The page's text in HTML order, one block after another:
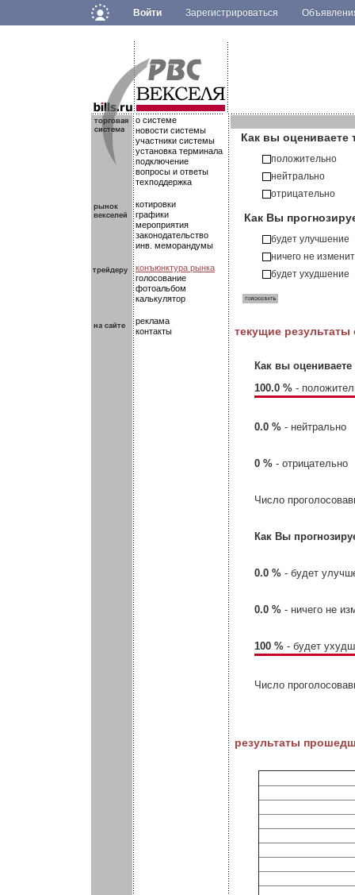
Войти Зарегистрироваться
.
.о системе
новости системы
участники системы
установка терминала
подключение
вопросы и ответы
техподдержка
котировки
графики
мероприятия
законодательство
инв. меморандумы
конъюнктура рынка
голосование
фотоальбом
калькулятор
реклама
контакты
.
Как вы оцениваете
положительно
нейтрально
отрицательно
Как Вы
будет улучшение
ничего не
будет ухудшение
текущие результаты
Как вы
100.0 % -
0.0 % - нейтрально
0 % - отрицательно
Число
Как Вы
0.0 % - будет
0.0 % - ничего не
100 % - будет
Число
результаты